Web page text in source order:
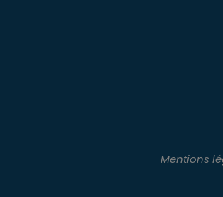
Mentions